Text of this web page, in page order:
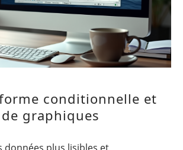
conditionnelle et
graphiques
données plus lisibles et